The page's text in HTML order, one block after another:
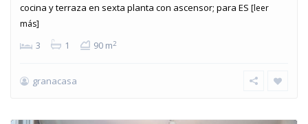
cocina y terraza en sexta planta con ascensor; para ES [leer
más]
3 1 90 m2
granacasa